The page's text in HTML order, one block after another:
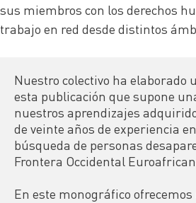
sus miembros con los derechos
trabajo en red desde distintos
Nuestro colectivo ha elaborado
esta publicación que supone
nuestros aprendizajes
de veinte años de experiencia
búsqueda de personas
Frontera Occidental
En este monográfico ofrecemos